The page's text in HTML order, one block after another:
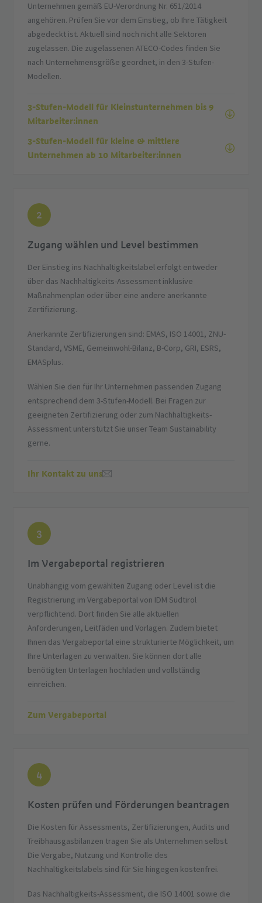
Unternehmen gemäß EU-Verordnung Nr. 651/2014
angehören. Prüfen Sie vor dem Einstieg, ob Ihre Tätigkeit
abgedeckt ist. Aktuell sind noch nicht alle Sektoren
zugelassen. Die zugelassenen ATECO-Codes finden Sie
nach Unternehmensgröße geordnet, in den 3-Stufen-
Modellen.
3-Stufen-Modell für Kleinstunternehmen bis 9
Mitarbeiter:innen
3-Stufen-Modell für kleine & mittlere
Unternehmen ab 10 Mitarbeiter:innen
2
Zugang wählen und Level bestimmen
Der Einstieg ins Nachhaltigkeitslabel erfolgt entweder
über das Nachhaltigkeits-Assessment inklusive
Maßnahmenplan oder über eine andere anerkannte
Zertifizierung.
Anerkannte Zertifizierungen sind: EMAS, ISO 14001, ZNU-
Standard, VSME, Gemeinwohl-Bilanz, B-Corp, GRI, ESRS,
EMASplus.
Wählen Sie den für Ihr Unternehmen passenden Zugang
entsprechend dem 3-Stufen-Modell. Bei Fragen zur
geeigneten Zertifizierung oder zum Nachhaltigkeits-
Assessment unterstützt Sie unser Team Sustainability
gerne.
Ihr Kontakt zu uns
3
Im Vergabeportal registrieren
Unabhängig vom gewählten Zugang oder Level ist die
Registrierung im Vergabeportal von IDM Südtirol
verpflichtend. Dort finden Sie alle aktuellen
Anforderungen, Leitfäden und Vorlagen. Zudem bietet
Ihnen das Vergabeportal eine strukturierte Möglichkeit, um
Ihre Unterlagen zu verwalten. Sie können dort alle
benötigten Unterlagen hochladen und vollständig
einreichen.
Zum Vergabeportal
4
Kosten prüfen und Förderungen beantragen
Die Kosten für Assessments, Zertifizierungen, Audits und
Treibhausgasbilanzen tragen Sie als Unternehmen selbst.
Die Vergabe, Nutzung und Kontrolle des
Nachhaltigkeitslabels sind für Sie hingegen kostenfrei.
Das Nachhaltigkeits-Assessment, die ISO 14001 sowie die